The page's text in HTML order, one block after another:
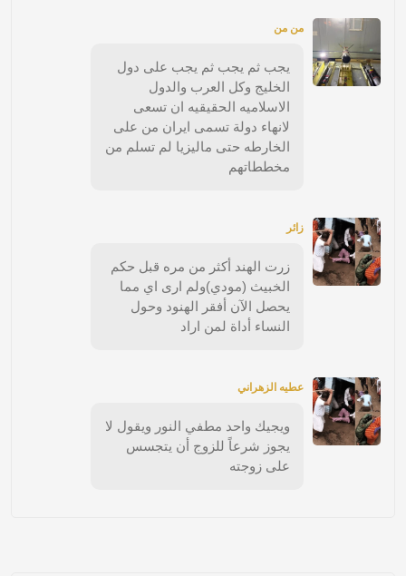
من من
يجب ثم يجب ثم يجب على دول
الخليج وكل العرب والدول
الاسلاميه الحقيقيه ان تسعى
لانهاء دولة تسمى ايران من على
الخارطه حتى ماليزيا لم تسلم من
مخططاتهم
زائر
زرت الهند أكثر من مره قبل حكم
الخبيث (مودي)ولم ارى اي مما
يحصل الآن أفقر الهنود وحول
النساء أداة لمن اراد
عطيه الزهراني
ويجيك واحد مطفي النور ويقول لا
يجوز شرعاً للزوج أن يتجسس
على زوجته